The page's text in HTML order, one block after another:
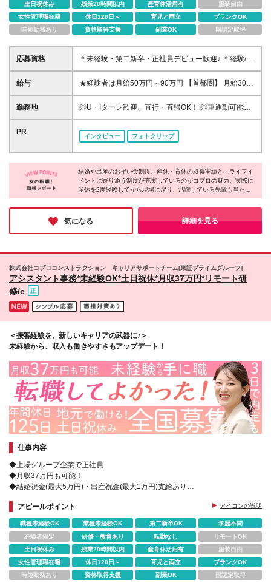
土日祝休み 残業20時間以内 産育休活用有
服装自由
女性管理職在籍
休日120日～ 育児と両立
ブランクOK
時短勤務あり
資格取得支援 副業OK 国認定取得
応募資格
＊未経験・第二新卒・正社員デビュー歓迎♪ ＊経験/知
識ゼロでOK！ ＊学歴・年齢・転職回数は一切不問で
す！ ＊人物重視の採用です！ 20代、30代の業界未経
しています！ ※ご希望を考慮し、雇用形態を決定しま
す ※新卒の方もご応募可能 （待遇・募集要項等は別
す！半年先の入社もOK！お気軽にご相談ください！
給与
★経験者は月給50万円～90万円 【首都圏】 月給30万
1230円〜 ⇒基本22万7000円+地域6万4230円+皆勤1
万円 【群馬/栃木/茨城】 月給28万1090円〜 ⇒基本23
5130円+皆勤1万円 【静岡/愛知/岐阜/三重】 月給28万
域1万8960円+皆勤1万円 【福岡/佐賀/長崎/大分/熊
本】 月給25万800円〜 ⇒基本21万8000円+地域2万
2800円+皆勤1万円 【宮城/山形/福島】 月給25万580
4000円+地域2万7090円+皆勤1万円 ※残業代は1分単
位で全額支給（みなし残業制度なし） ※上記給与は最
件変更なし) ※今期より新賃金体系へ移行しました。
詳細は面接時にご説明します
勤務地
◎U・Iターン歓迎、直行・直帰OK！ ◎車通勤可能の
エリアもあり！ ◎出張なしの働き方も可能 ◎全国に
勤務地あり/希望のエリアで働けます《転勤なし》
【拠点】 ※全国各地に支店あり ・札幌支店/北海道 ・
仙台支店/宮城・青森・岩手・秋田・山形・福島 ・大
宮営業所/埼玉・栃木・群馬・茨城・新潟 ・東京支店/
東京・千葉 ・横浜営業所/神奈川・山梨 ・名古屋支店/
愛知・長野・岐阜・三重・滋賀・静岡・石川・富山・
福井 ・大阪支店/大阪(大阪駅周辺エリアなど)・京都・
兵庫・奈良・和歌山 ・広島支店/広島・岡山・島根・
鳥取・山口・香川・高知・愛媛・徳島 ・福岡支店/福
岡・佐賀・長崎・熊本・大分・宮崎・鹿児島・沖縄 ※
PR
インタビュー フォトクリップ
結婚や出産のお祝い金制度、産休・育休の取得実績と、ライフイ
ベントに寄り添う制度が充実しているのがコプロの魅力。実際に
産休を2度経験してから現場に戻り、活躍している先輩も当たり
前のようにいます！ さらに、全国各地に拠点があるから「地元で
働きたい」「通勤時間を短くしたい」「なるべく残業を減らした
い」といったリアルな希望にも、きちんと向き合ってもらえま
す。あなたの"こうしたい"を、ここで実現してみませんか♪
気になる 詳細を見る
株式会社コプロコンストラクション キャリアサポートチーム[東証プライムグループ]
アシスタント事務*未経験OK*土日祝休*月収37万円*リモート研
修/e
＜接客経験を、新しいキャリアの武器に♪＞
未経験から、収入も働きやすさもアップデート！
仕事内容
◆上場グループ企業で正社員
◆月収37万円も可能！
◆結婚祝金(最大5万円)・出産祝金(最大1万円)支給あり
◆全国から勤務地を選べる&転勤や出張もなし
アピールポイント アイコンの説明
職種未経験OK 業種未経験OK 第二新卒OK
学歴不問
経験者限定
研修・教育あり 転勤なし
リモートOK
土日祝休み
残業20時間以内 産育休活用有
服装自由
女性管理職在籍
休日120日～ 育児と両立
ブランクOK
時短勤務あり
資格取得支援 副業OK 国認定取得